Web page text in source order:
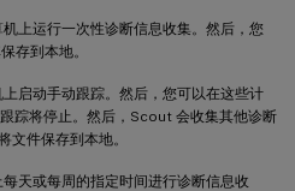
上运行一次性诊断信息收集。然后，您
存到本地。
启动手动跟踪。然后，您可以在这些计
踪将停止。然后，Scout 会收集其他诊断
文件保存到本地。
天或每周的指定时间进行诊断信息收